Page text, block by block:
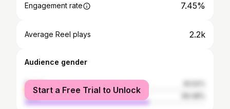
Engagement rate 7.45%
Average Reel plays 2.2k
Audience gender
female
male
Start a Free Trial to Unlock